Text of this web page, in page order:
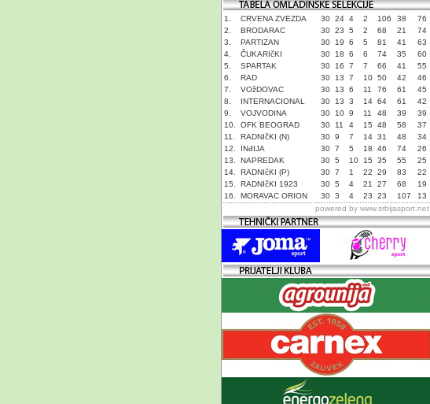
1. CRVENA ZVEZDA 30 24 4 2 106 38
76
2.
BRODARAC 30 23 5 2 68 21
74
3.
PARTIZAN 30 19 6 5 81 41
63
4.
ČUKARIčKI 30 18 6 6 74 35
60
5.
SPARTAK 30 16 7 7 66 41
55
6.
RAD 30 13 7 10 50 42
46
7.
VOžDOVAC 30 13 6 11 76 61
45
8.
INTERNACIONAL 30 13 3 14 64 61
42
9.
VOJVODINA 30 10 9 11 48 39
39
10.
OFK BEOGRAD 30 11 4 15 48 58
37
11.
RADNIčKI (N) 30 9 7 14 31 48
34
12.
INđIJA 30 7 5 18 46 74
26
13.
NAPREDAK 30 5 10 15 35 55
25
14.
RADNIčKI (P) 30 7 1 22 29 83
22
15.
RADNIčKI 1923 30 5 4 21 27 68
19
16.
MORAVAC ORION 30 3 4 23 23 107
13
powered by www.srbijasport.net